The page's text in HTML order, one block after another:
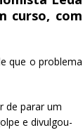
curso, com
que o problema
de parar um
e divulgou-